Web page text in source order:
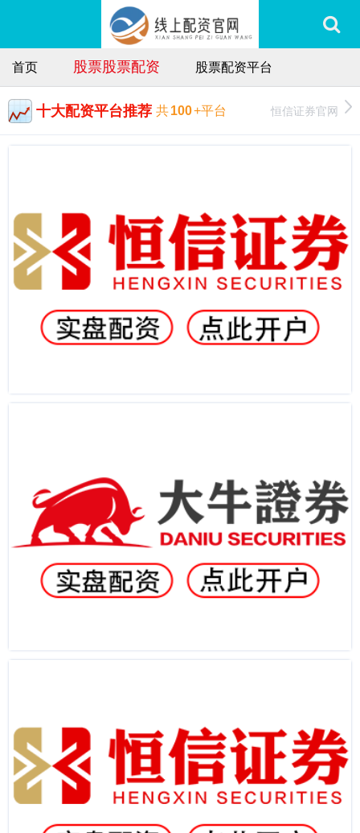
首页 股票股票配资 股票配资平台
十大配资平台推荐 共100+平台 恒信证券官网